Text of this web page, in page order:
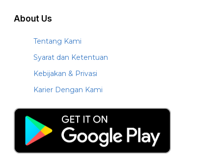
About Us
Tentang Kami
Syarat dan Ketentuan
Kebijakan & Privasi
Karier Dengan Kami